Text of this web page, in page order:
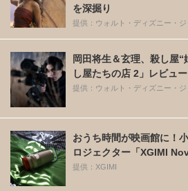
を深掘り
提供：ウォルト・ディズニー・ジ
岡田将生＆玄理、殺し屋
し屋たちの店 2」レビュー
提供：ウォルト・ディズニー・ジ
おうち時間が映画館に！
ロジェクター「XGIMI
提供：XGIMI